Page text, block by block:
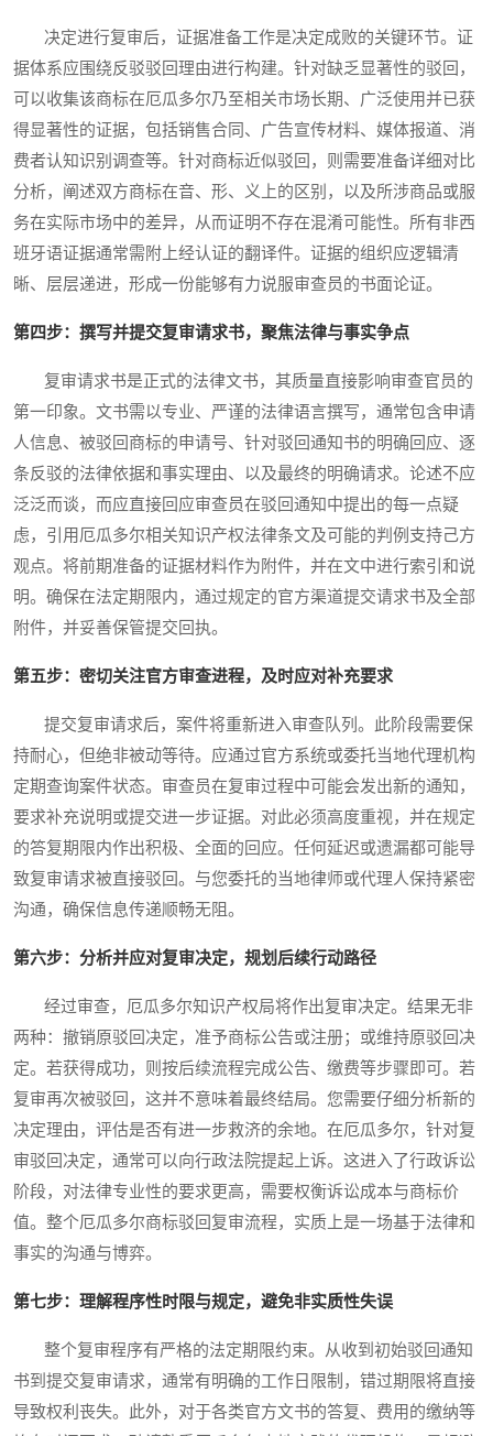
决定进行复审后，证据准备工作是决定成败的关键环节。证
据体系应围绕反驳驳回理由进行构建。针对缺乏显著性的驳回，
可以收集该商标在厄瓜多尔乃至相关市场长期、广泛使用并已获
得显著性的证据，包括销售合同、广告宣传材料、媒体报道、消
费者认知识别调查等。针对商标近似驳回，则需要准备详细对比
分析，阐述双方商标在音、形、义上的区别，以及所涉商品或服
务在实际市场中的差异，从而证明不存在混淆可能性。所有非西
班牙语证据通常需附上经认证的翻译件。证据的组织应逻辑清
晰、层层递进，形成一份能够有力说服审查员的书面论证。
第四步：撰写并提交复审请求书，聚焦法律与事实争点
复审请求书是正式的法律文书，其质量直接影响审查官员的
第一印象。文书需以专业、严谨的法律语言撰写，通常包含申请
人信息、被驳回商标的申请号、针对驳回通知书的明确回应、逐
条反驳的法律依据和事实理由、以及最终的明确请求。论述不应
泛泛而谈，而应直接回应审查员在驳回通知中提出的每一点疑
虑，引用厄瓜多尔相关知识产权法律条文及可能的判例支持己方
观点。将前期准备的证据材料作为附件，并在文中进行索引和说
明。确保在法定期限内，通过规定的官方渠道提交请求书及全部
附件，并妥善保管提交回执。
第五步：密切关注官方审查进程，及时应对补充要求
提交复审请求后，案件将重新进入审查队列。此阶段需要保
持耐心，但绝非被动等待。应通过官方系统或委托当地代理机构
定期查询案件状态。审查员在复审过程中可能会发出新的通知，
要求补充说明或提交进一步证据。对此必须高度重视，并在规定
的答复期限内作出积极、全面的回应。任何延迟或遗漏都可能导
致复审请求被直接驳回。与您委托的当地律师或代理人保持紧密
沟通，确保信息传递顺畅无阻。
第六步：分析并应对复审决定，规划后续行动路径
经过审查，厄瓜多尔知识产权局将作出复审决定。结果无非
两种：撤销原驳回决定，准予商标公告或注册；或维持原驳回决
定。若获得成功，则按后续流程完成公告、缴费等步骤即可。若
复审再次被驳回，这并不意味着最终结局。您需要仔细分析新的
决定理由，评估是否有进一步救济的余地。在厄瓜多尔，针对复
审驳回决定，通常可以向行政法院提起上诉。这进入了行政诉讼
阶段，对法律专业性的要求更高，需要权衡诉讼成本与商标价
值。整个厄瓜多尔商标驳回复审流程，实质上是一场基于法律和
事实的沟通与博弈。
第七步：理解程序性时限与规定，避免非实质性失误
整个复审程序有严格的法定期限约束。从收到初始驳回通知
书到提交复审请求，通常有明确的工作日限制，错过期限将直接
导致权利丧失。此外，对于各类官方文书的答复、费用的缴纳等